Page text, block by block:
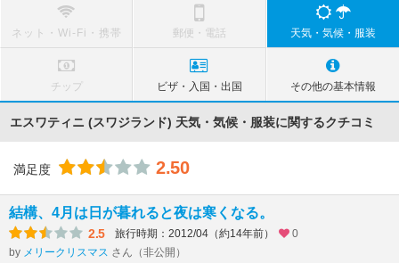
ネット・Wi-Fi・携帯 郵便・電話 天気・気候・服装
チップ ビザ・入国・出国 その他の基本情報
エスワティニ (スワジランド) 天気・気候・服装に関するクチコミ
満足度 2.50
結構、4月は日が暮れると夜は寒くなる。
2.5 旅行時期：2012/04（約14年前）
0
by メリークリスマス さん（非公開）